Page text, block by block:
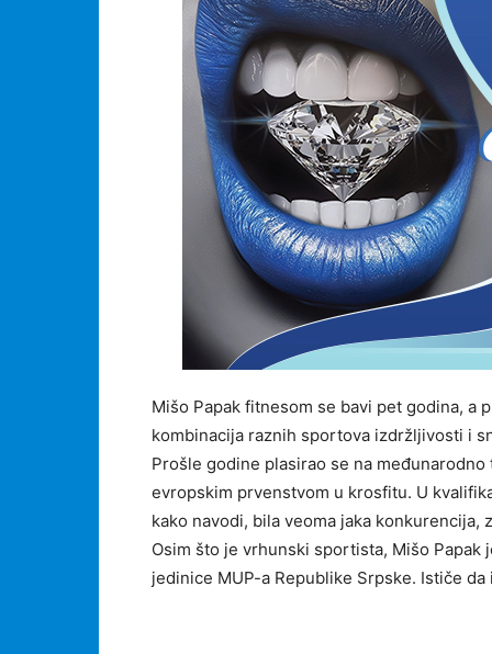
Mišo Papak fitnesom se bavi pet godina,
kombinacija raznih sportova izdržljivosti i
Prošle godine plasirao se na
evropskim prvenstvom u krosfitu. U
kako navodi, bila veoma jaka konkurencija,
Osim što je vrhunski sportista, Mišo
jedinice MUP-a Republike Srpske. Ističe